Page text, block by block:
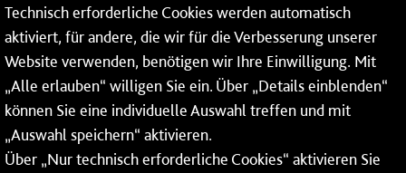
* Montags bis freitags bis 7 und ab 18 Uhr sowie an
Wochenenden und Feiertagen ganztags werden Ihre
Anrufe je nach Themenauswahl an ein Callcenter des
RMV oder von nextbike weitergeleitet. Dort erhalten Sie
ausschließlich Auskünfte zum Fahrplan bzw. zu
meinRad.
Technisch erforderliche Cookies werden automatisch
aktiviert, für andere, die wir für die Verbesserung unserer
Website verwenden, benötigen wir Ihre Einwilligung. Mit
„Alle erlauben“ willigen Sie ein. Über „Details einblenden“
können Sie eine individuelle Auswahl treffen und mit
„Auswahl speichern“ aktivieren.
Über „Nur technisch erforderliche Cookies“ aktivieren Sie